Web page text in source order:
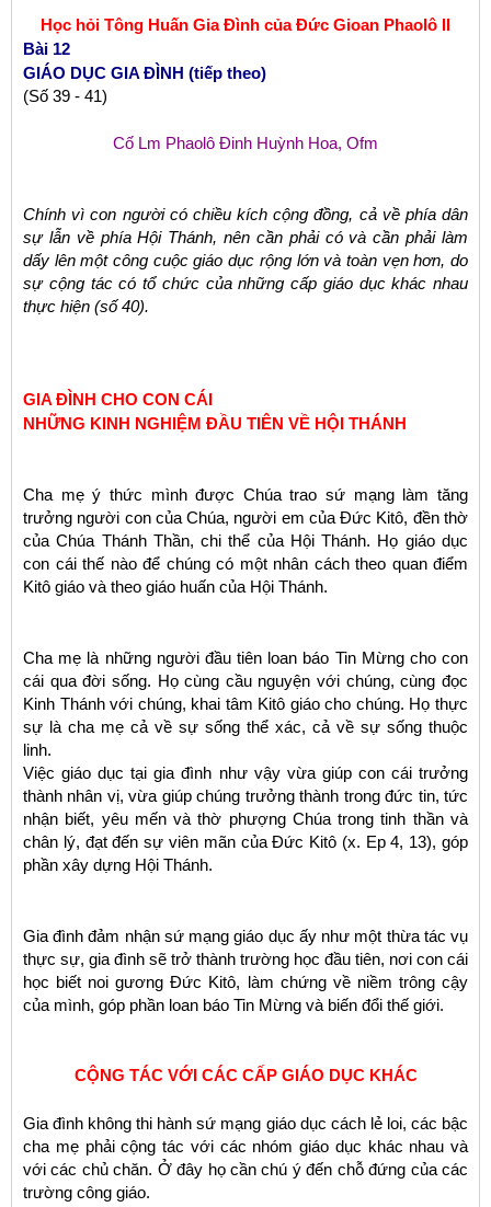
Học hỏi Tông Huấn Gia Đình của Đức Gioan Phaolô II
Bài 12
GIÁO DỤC GIA ĐÌNH (tiếp theo)
(Số 39 - 41)
Cố Lm Phaolô Đinh Huỳnh Hoa, Ofm
Chính vì con người có chiều kích cộng đồng, cả về phía dân
sự lẫn về phía Hội Thánh, nên cần phải có và cần phải làm
dấy lên một công cuộc giáo dục rộng lớn và toàn vẹn hơn, do
sự cộng tác có tổ chức của những cấp giáo dục khác nhau
thực hiện (số 40).
GIA ĐÌNH CHO CON CÁI
NHỮNG KINH NGHIỆM ĐẦU TIÊN VỀ HỘI THÁNH
Cha mẹ ý thức mình được Chúa trao sứ mạng làm tăng
trưởng người con của Chúa, người em của Đức Kitô, đền thờ
của Chúa Thánh Thần, chi thể của Hội Thánh. Họ giáo dục
con cái thế nào để chúng có một nhân cách theo quan điểm
Kitô giáo và theo giáo huấn của Hội Thánh.
Cha mẹ là những người đầu tiên loan báo Tin Mừng cho con
cái qua đời sống. Họ cùng cầu nguyện với chúng, cùng đọc
Kinh Thánh với chúng, khai tâm Kitô giáo cho chúng. Họ thực
sự là cha mẹ cả về sự sống thể xác, cả về sự sống thuộc
linh.
Việc giáo dục tại gia đình như vậy vừa giúp con cái trưởng
thành nhân vị, vừa giúp chúng trưởng thành trong đức tin, tức
nhận biết, yêu mến và thờ phượng Chúa trong tinh thần và
chân lý, đạt đến sự viên mãn của Đức Kitô (x. Ep 4, 13), góp
phần xây dựng Hội Thánh.
Gia đình đảm nhận sứ mạng giáo dục ấy như một thừa tác vụ
thực sự, gia đình sẽ trở thành trường học đầu tiên, nơi con cái
học biết noi gương Đức Kitô, làm chứng về niềm trông cậy
của mình, góp phần loan báo Tin Mừng và biến đổi thế giới.
CỘNG TÁC VỚI CÁC CẤP GIÁO DỤC KHÁC
Gia đình không thi hành sứ mạng giáo dục cách lẻ loi, các bậc
cha mẹ phải cộng tác với các nhóm giáo dục khác nhau và
với các chủ chăn. Ở đây họ cần chú ý đến chỗ đứng của các
trường công giáo.